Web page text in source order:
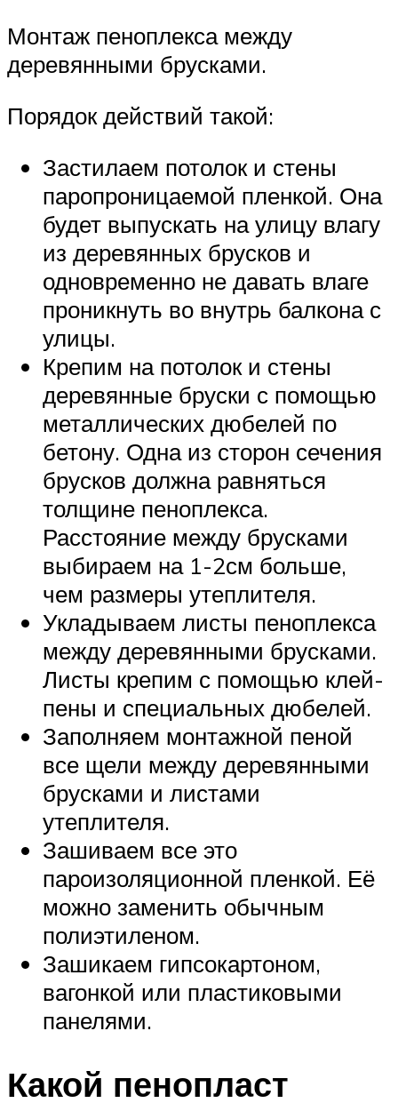
Монтаж пеноплекса между
деревянными брусками.
Порядок действий такой:
Застилаем потолок и стены
паропроницаемой пленкой. Она
будет выпускать на улицу влагу
из деревянных брусков и
одновременно не давать влаге
проникнуть во внутрь балкона с
улицы.
Крепим на потолок и стены
деревянные бруски с помощью
металлических дюбелей по
бетону. Одна из сторон сечения
брусков должна равняться
толщине пеноплекса.
Расстояние между брусками
выбираем на 1-2см больше,
чем размеры утеплителя.
Укладываем листы пеноплекса
между деревянными брусками.
Листы крепим с помощью клей-
пены и специальных дюбелей.
Заполняем монтажной пеной
все щели между деревянными
брусками и листами
утеплителя.
Зашиваем все это
пароизоляционной пленкой. Её
можно заменить обычным
полиэтиленом.
Зашикаем гипсокартоном,
вагонкой или пластиковыми
панелями.
Какой пенопласт